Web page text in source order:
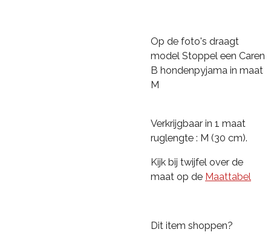
Op de foto's draagt
model Stoppel een Caren
B hondenpyjama in maat
M
Verkrijgbaar in 1 maat
ruglengte : M (30 cm).
Kijk bij twijfel over de
maat op de Maattabel
Dit item shoppen?